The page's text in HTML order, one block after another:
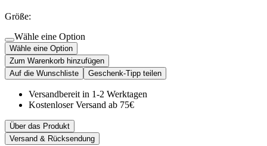
Größe:
Wähle eine Option
Wähle eine Option
Zum Warenkorb hinzufügen
Auf die Wunschliste
Geschenk-Tipp teilen
Versandbereit in 1-2 Werktagen
Kostenloser Versand ab 75€
Über das Produkt
Versand & Rücksendung